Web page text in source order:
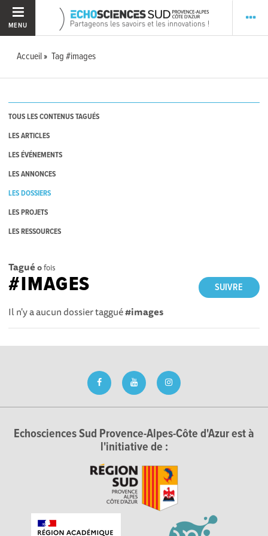
MENU
Accueil Tag #images
TOUS LES CONTENUS TAGUÉS
LES ARTICLES
LES ÉVÉNEMENTS
LES ANNONCES
LES DOSSIERS
LES PROJETS
LES RESSOURCES
Tagué 0fois
SUIVRE
#IMAGES
Il n'y a aucun dossier taggué#images
Echosciences Sud Provence-Alpes-Côte d'Azur est à
l'initiative de :